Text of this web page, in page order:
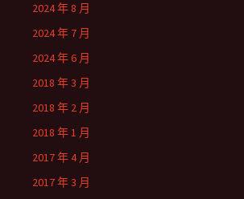
2024 年 8 月
2024 年 7 月
2024 年 6 月
2018 年 3 月
2018 年 2 月
2018 年 1 月
2017 年 4 月
2017 年 3 月